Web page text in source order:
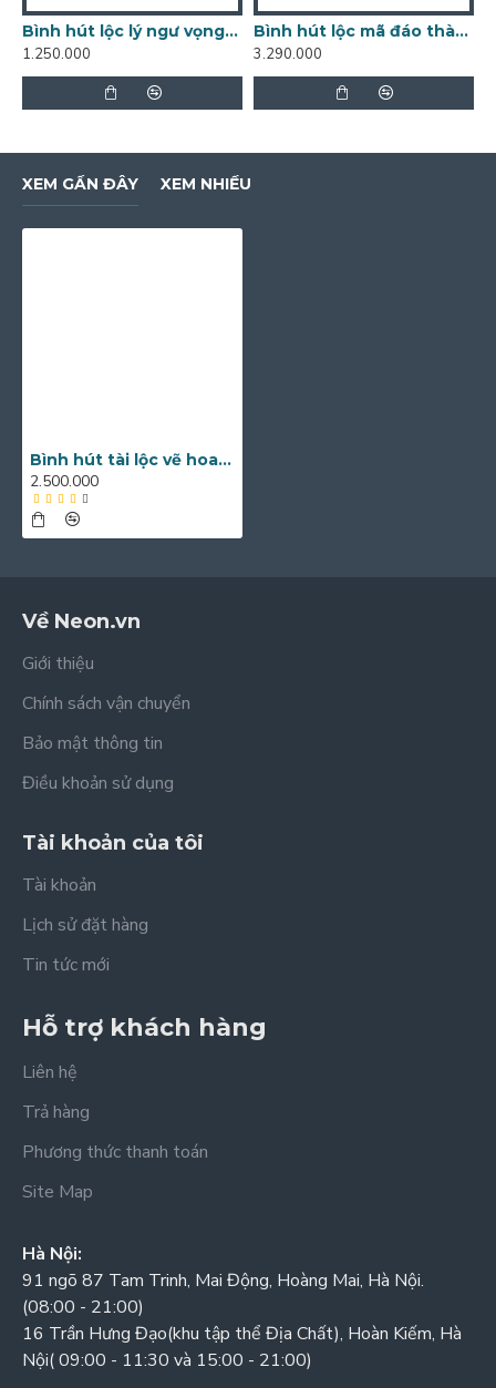
Bình hút lộc lý ngư vọng nguyệt BL17C
1.250.000
Bình hút lộc mã đáo thành công vẽ vàng cao 30cm BL19A
3.290.000
XEM GẦN ĐÂY XEM NHIỀU
Bình hút tài lộc vẽ hoa cao 35cm BL02
2.500.000
Về Neon.vn
Giới thiệu
Chính sách vận chuyển
Bảo mật thông tin
Điều khoản sử dụng
Tài khoản của tôi
Tài khoản
Lịch sử đặt hàng
Tin tức mới
Hỗ trợ khách hàng
Liên hệ
Trả hàng
Phương thức thanh toán
Site Map
Hà Nội:
91 ngõ 87 Tam Trinh, Mai Động, Hoàng Mai, Hà Nội.
(08:00 - 21:00)
16 Trần Hưng Đạo(khu tập thể Địa Chất), Hoàn Kiếm, Hà
Nội( 09:00 - 11:30 và 15:00 - 21:00)